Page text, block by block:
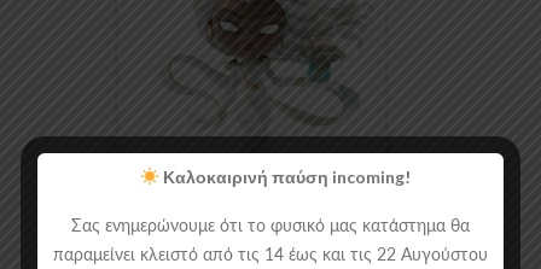
Καλοκαιρινή παύση incoming!
Σας ενημερώνουμε ότι το φυσικό μας κατάστημα θα
παραμείνει κλειστό από τις 14 έως και τις 22 Αυγούστου